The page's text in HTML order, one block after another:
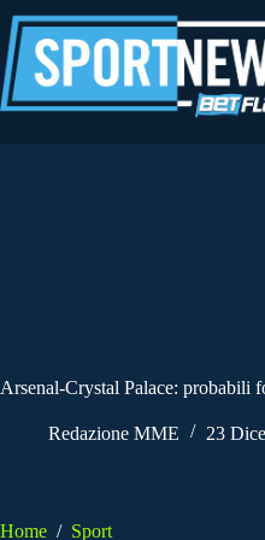
al
contenuto
Arsenal-Crystal Palace: probabili
Redazione MME 23
Home / Sport